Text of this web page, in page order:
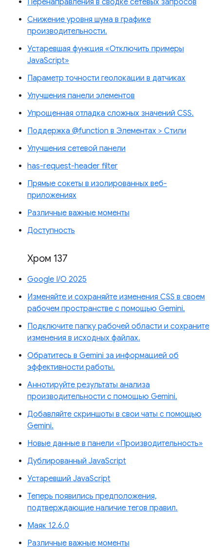
Перенаправления в сводке сетевых запросов
Снижение уровня шума в графике
производительности.
Устаревшая функция «Отключить примеры
JavaScript»
Параметр точности геолокации в датчиках
Улучшения панели элементов
Упрощенная отладка сложных значений CSS.
Поддержка @function в Элементах > Стили
Улучшения сетевой панели
has-request-header filter
Прямые сокеты в изолированных веб-
приложениях
Различные важные моменты
Доступность
Хром 137
Google I/O 2025
Изменяйте и сохраняйте изменения CSS в своем
рабочем пространстве с помощью Gemini.
Подключите папку рабочей области и сохраните
изменения в исходных файлах.
Обратитесь в Gemini за информацией об
эффективности работы.
Аннотируйте результаты анализа
производительности с помощью Gemini.
Добавляйте скриншоты в свои чаты с помощью
Gemini.
Новые данные в панели «Производительность»
Дублированный JavaScript
Устаревший JavaScript
Теперь появились предположения,
подтверждающие наличие тегов правил.
Маяк 12.6.0
Различные важные моменты